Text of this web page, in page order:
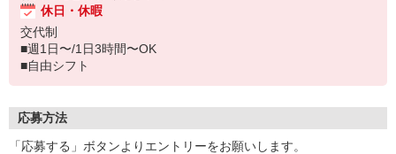
休日・休暇
交代制
■週1日〜/1日3時間〜OK
■自由シフト
応募方法
「応募する」ボタンよりエントリーをお願いします。